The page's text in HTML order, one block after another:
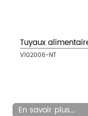
Tuyaux
V102006-NT
En savoir plus...